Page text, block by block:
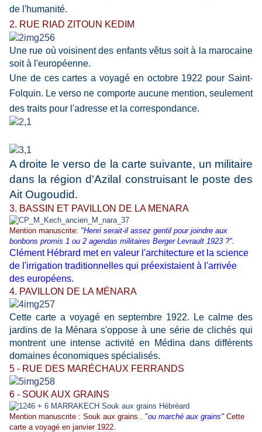
de l'humanité.
2. RUE RIAD ZITOUN KEDIM
Une rue où voisinent des enfants vêtus soit à la marocaine
soit à l'européenne.
Une de ces cartes a voyagé en octobre 1922 pour Saint-
Folquin. Le verso ne comporte aucune mention, seulement
des traits pour l'adresse et la correspondance.
A droite le verso de la carte suivante, un militaire
dans la région d'Azilal construisant le poste des
Ait Ougoudid.
3. BASSIN ET PAVILLON DE LA MENARA
Mention manuscrite: "Henri serait-il assez gentil pour joindre aux
bonbons promis 1 ou 2 agendas militaires Berger Levrault 1923 ?".
Clément Hébrard met en valeur l'architecture et la science
de l'irrigation traditionnelles qui préexistaient à l'arrivée
des européens.
4. PAVILLON DE LA MÉNARA
Cette carte a voyagé en septembre 1922. Le calme des
jardins de la Ménara s'oppose à une série de clichés qui
montrent une intense activité en Médina dans différents
domaines économiques spécialisés.
5 - RUE DES MARÉCHAUX FERRANDS
6 - SOUK AUX GRAINS
Mention manuscrite : Souk aux grains.. "ou marché aux grains" Cette
carte a voyagé en janvier 1922.